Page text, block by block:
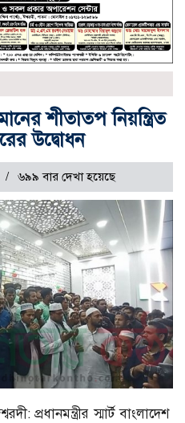
শীতাতপ নিয়ন্ত্রিত
উদ্বোধন
৬৯৯ বার দেখা হয়েছে
প্রধানমন্ত্রীর স্মার্ট বাংলাদেশ